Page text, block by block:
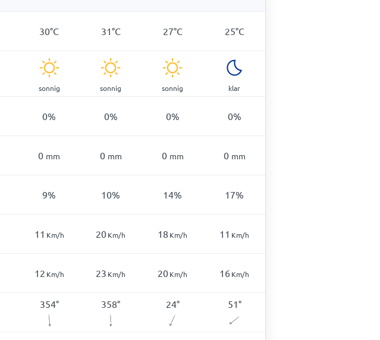
30°C 31°C 27°C 25°C
sonnig sonnig sonnig klar
0% 0% 0% 0%
0 mm 0 mm 0 mm 0 mm
9% 10% 14% 17%
11 Km/h 20Km/h 18 Km/h 11 Km/h
12 Km/h 23 Km/h 20Km/h 16Km/h
354° 358° 24° 51°